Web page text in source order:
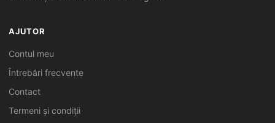
AJUTOR
Contul meu
Întrebări frecvente
Contact
Termeni și condiții